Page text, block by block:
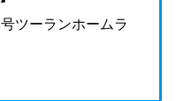
ツーランホームラ